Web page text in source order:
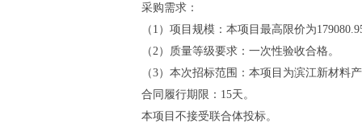
采购需求：
（ 1） 项目 规模： 本项目 最高限价为
（ 2）质量等级要求：一次性验收合格。
（3）本次招标范围：本项目为滨江新材料
合同 履行期限： 15天 。
本项目 不接受联合体投标。